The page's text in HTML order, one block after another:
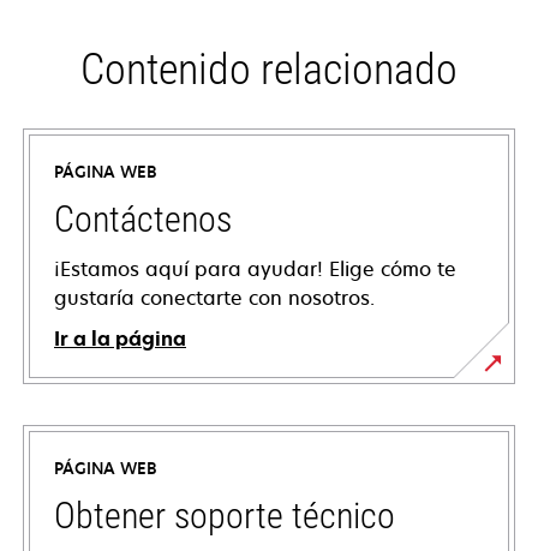
Contenido relacionado
PÁGINA WEB
Contáctenos
¡Estamos aquí para ayudar! Elige cómo te
gustaría conectarte con nosotros.
Ir a la página
PÁGINA WEB
Obtener soporte técnico